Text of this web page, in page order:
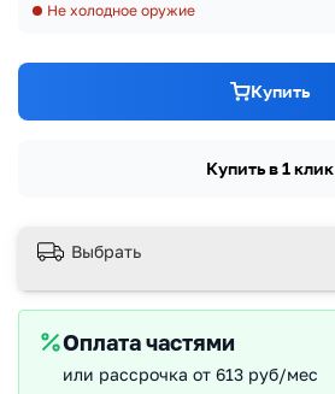
Не холодное оружие
Купить
Купить в 1 клик
Выбрать
Оплата частями
или рассрочка от 613 руб/мес